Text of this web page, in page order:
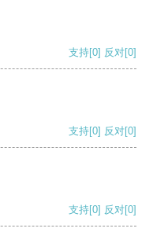
支持[0] 反对[0]
支持[0] 反对[0]
支持[0] 反对[0]